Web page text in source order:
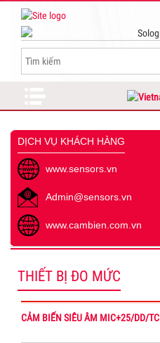
DỊCH VỤ KHÁCH HÀNG
www.sensors.vn
Admin@sensors.vn
www.cambien.com.vn
THIẾT BỊ ĐO MỨC
CẢM BIẾN SIÊU ÂM MIC+25/DD/TC